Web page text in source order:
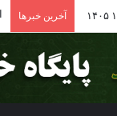
آخرین خبرها